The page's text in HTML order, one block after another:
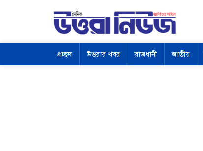
প্রচ্ছদ উত্তরার খবর রাজধানী জাতীয়